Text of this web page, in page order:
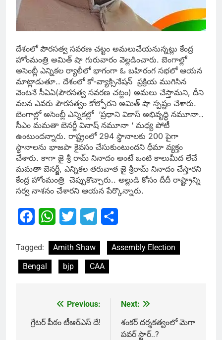
దేశంలో పౌరసత్వ సవరణ చట్టం అమలుచేయనున్నట్లు కేంద్ర
హోంమంత్రి అమిత్ షా గురువారం వెల్లడించారు. బెంగాల్లో
అసెంబ్లీ ఎన్నికల ర్యాలీలో భాగంగా ఓ బహిరంగ సభలో ఆయన
మాట్లాడుతూ.. దేశంలో కో-వ్యాక్సినేషన్ ప్రక్రియ ముగిసిన
వెంటనే సీఏఏ(పౌరసత్వ సవరణ చట్టం) అమలు చేస్తామని, దీని
వలన ఎవరు పౌరసత్వం కోల్పోరని అమిత్ షా స్పష్టం చేశారు.
బెంగాల్లో అసెంబ్లీ ఎన్నికల్లో ‘ప్రధాని వికాస్ అభివృద్ధి నమూనా..
సీఎం మమతా బెనర్జీ వినాష్ నమూనా ‘ మధ్య పోటీ
ఉంటుందన్నారు. రాష్ట్రంలో 294 స్థానాలకు 200 పైగా
స్థానాలను భాజపా కైవసం చేసుకుంటుందని ధీమా వ్యక్తం
చేశారు. కాగా జై శ్రీ రామ్ నినాదం అంటే ఒంటి కాలుమీద లేచే
మమతా బెనర్జీ, ఎన్నికల తరువాత జై శ్రీరామ్ నినాదం చేస్తారని
కేంద్ర హోంమంత్రి చెప్పుకొచ్చారు.. అల్లుడి కోసం దీదీ రాష్ట్రాన్ని
సర్వ నాశనం చేశారని ఆయన పేర్కొన్నారు.
FacebookWhatsApp
Twitter Telegram
Tagged: Amith Shaw
Assembly Election
Bengal
bjp CAA
navigation
Previous:
గ్రేటర్ పీఠం టీఆర్ఎస్ దే!
Next:
శంకర్ దర్శకత్వంలో మెగా
పవర్ స్టార్..?